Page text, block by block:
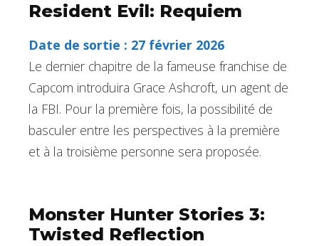
Resident Evil: Requiem
Date de sortie : 27 février 2026
Le dernier chapitre de la fameuse franchise de
Capcom introduira Grace Ashcroft, un agent de
la FBI. Pour la première fois, la possibilité de
basculer entre les perspectives à la première
et à la troisième personne sera proposée.
Monster Hunter Stories 3:
Twisted Reflection